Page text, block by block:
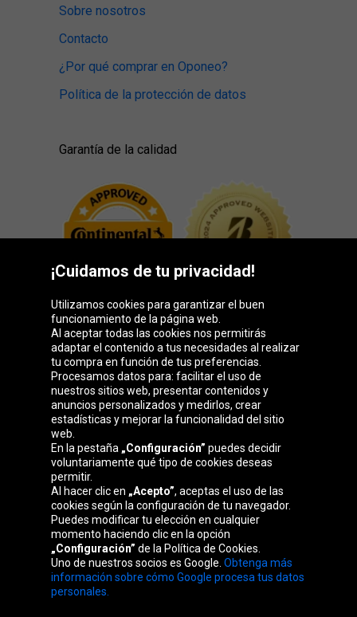
Sobre nosotros
Contacto
¿Por qué comprar en Oponeo?
Política de la protección de datos
Garantía de la calidad
Grupo Oponeo
Belgique
republika
France Italia Magyarország Nederland
Österreich Polska
Slovenská
republika
United
Kingdom
¡Cuidamos de tu privacidad!
Utilizamos cookies para garantizar el buen
funcionamiento de la página web.
Al aceptar todas las cookies nos permitirás
adaptar el contenido a tus necesidades al realizar
tu compra en función de tus preferencias.
Procesamos datos para: facilitar el uso de
nuestros sitios web, presentar contenidos y
anuncios personalizados y medirlos, crear
estadísticas y mejorar la funcionalidad del sitio
web.
En la pestaña „Configuración” puedes decidir
voluntariamente qué tipo de cookies deseas
permitir.
Al hacer clic en „Acepto”, aceptas el uso de las
cookies según la configuración de tu navegador.
Puedes modificar tu elección en cualquier
momento haciendo clic en la opción
„Configuración” de la Política de Cookies.
Uno de nuestros socios es Google. Obtenga más
información sobre cómo Google procesa tus datos
personales.